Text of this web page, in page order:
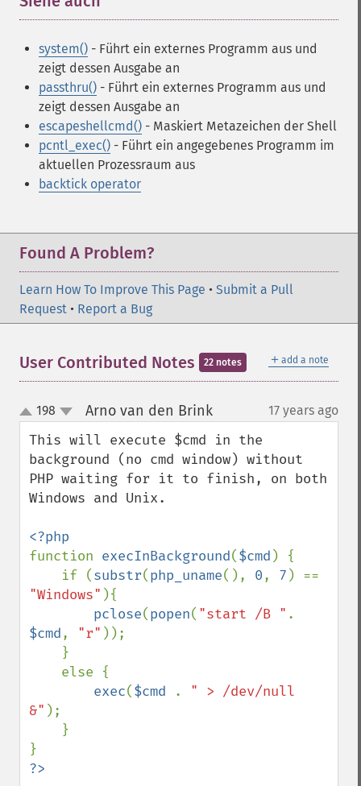
system() - Führt ein externes Programm aus und
zeigt dessen Ausgabe an
passthru() - Führt ein externes Programm aus und
zeigt dessen Ausgabe an
escapeshellcmd() - Maskiert Metazeichen der Shell
pcntl_exec() - Führt ein angegebenes Programm im
aktuellen Prozessraum aus
backtick operator
Found A Problem?
Learn How To Improve This Page • Submit a Pull
Request • Report a Bug
＋ add a note
User Contributed Notes 22 notes
up
down
198 Arno van den Brink¶ 17 years ago
This will execute $cmd in the
background (no cmd window) without
PHP waiting for it to finish, on both
Windows and Unix.
function execInBackground($cmd ) {
    if (
substr(php_uname(), 0, 7
"Windows" ){
pclose(popen( "start /B "
$cmd, "r" ));
exec($cmd . " > /dev/null
&" );
?>